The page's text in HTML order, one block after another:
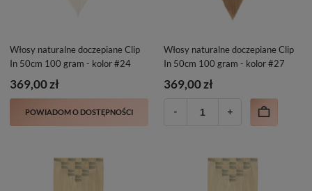
Włosy naturalne doczepiane Clip
In 50cm 100 gram - kolor #24
369,00 zł
POWIADOM O DOSTĘPNOŚCI
Włosy naturalne doczepiane Clip
In 50cm 100 gram - kolor #27
369,00 zł